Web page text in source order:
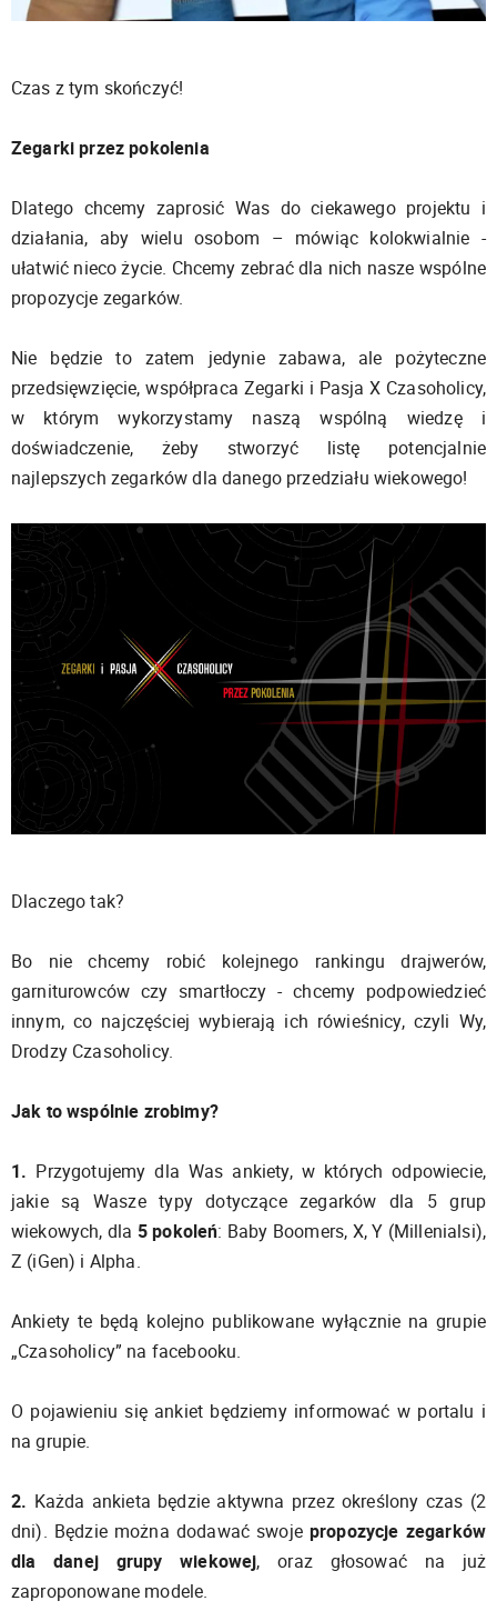
Czas z tym skończyć!
Zegarki przez pokolenia
Dlatego chcemy zaprosić Was do ciekawego projektu i
działania, aby wielu osobom – mówiąc kolokwialnie -
ułatwić nieco życie. Chcemy zebrać dla nich nasze wspólne
propozycje zegarków.
Nie będzie to zatem jedynie zabawa, ale pożyteczne
przedsięwzięcie, współpraca Zegarki i Pasja X Czasoholicy,
w którym wykorzystamy naszą wspólną wiedzę i
doświadczenie, żeby stworzyć listę potencjalnie
najlepszych zegarków dla danego przedziału wiekowego!
Dlaczego tak?
Bo nie chcemy robić kolejnego rankingu drajwerów,
garniturowców czy smartłoczy - chcemy podpowiedzieć
innym, co najczęściej wybierają ich rówieśnicy, czyli Wy,
Drodzy Czasoholicy.
Jak to wspólnie zrobimy?
1. Przygotujemy dla Was ankiety, w których odpowiecie,
jakie są Wasze typy dotyczące zegarków dla 5 grup
wiekowych, dla 5 pokoleń: Baby Boomers, X, Y (Millenialsi),
Z (iGen) i Alpha.
Ankiety te będą kolejno publikowane wyłącznie na grupie
„Czasoholicy” na facebooku.
O pojawieniu się ankiet będziemy informować w portalu i
na grupie.
2. Każda ankieta będzie aktywna przez określony czas (2
dni). Będzie można dodawać swoje propozycje zegarków
dla danej grupy wiekowej, oraz głosować na już
zaproponowane modele.